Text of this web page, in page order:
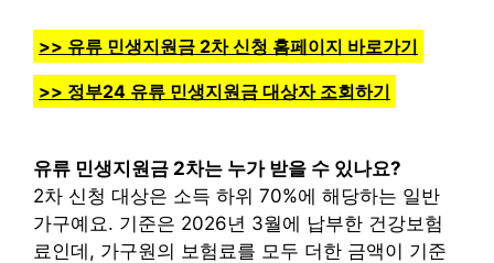
>> 유류 민생지원금 2차 신청 홈페이지 바로가기
>> 정부24 유류 민생지원금 대상자 조회하기
유류 민생지원금 2차는 누가 받을 수 있나요?
2차 신청 대상은 소득 하위 70%에 해당하는 일반
가구예요. 기준은 2026년 3월에 납부한 건강보험
료인데, 가구원의 보험료를 모두 더한 금액이 기준